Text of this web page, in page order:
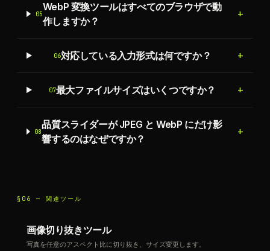
05
WebP 変換ツールはすべてのブラウザで動
作しますか？
+
06対応している入力形式は何ですか？ +
07最大ファイルサイズはいくつですか？ +
08
品質スライダーが JPEG と WebP にだけ影
響するのはなぜですか？
+
§06 — 関連ツール
画像切り抜きツール
写真を任意のアスペクト比に切り抜き、サイズ変更します。